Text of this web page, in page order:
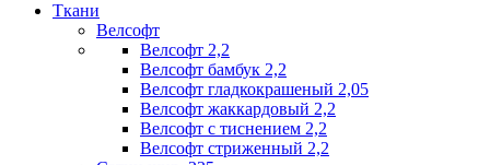
Ткани
Велсофт
Велсофт 2,2
Велсофт бамбук 2,2
Велсофт гладкокрашеный 2,05
Велсофт жаккардовый 2,2
Велсофт с тиснением 2,2
Велсофт стриженный 2,2